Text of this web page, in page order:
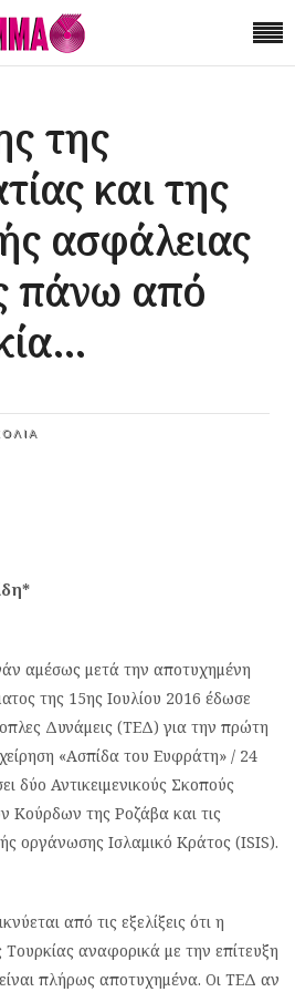
της
και της
ασφάλειας
πάνω από
αμέσως μετά την αποτυχημένη
της 15ης Ιουλίου 2016 έδωσε
Δυνάμεις (ΤΕΔ) για την πρώτη
«Ασπίδα του Ευφράτη» / 24
δύο Αντικειμενικούς Σκοπούς
της Ροζάβα και τις
οργάνωσης Ισλαμικό Κράτος (ISIS).
από τις εξελίξεις ότι η
Τουρκίας αναφορικά με την επίτευξη
πλήρως αποτυχημένα. Οι ΤΕΔ αν